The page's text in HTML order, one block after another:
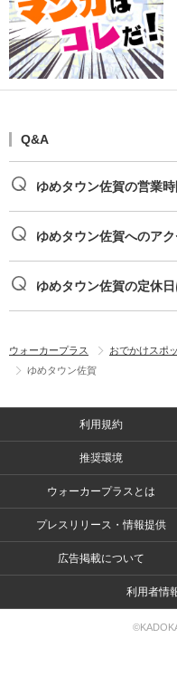
Q&A
ゆめタウン佐賀の営業時
ゆめタウン佐賀へのア
ゆめタウン佐賀の定休日
ウォーカープラス おでかけスポ
ゆめタウン佐賀
利用規約
推奨環境
ウォーカープラスとは
プレスリリース・情報提供
広告掲載について
利用者情